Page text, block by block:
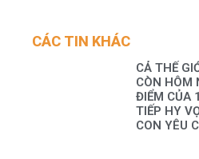
CÁC TIN KHÁC
CẢ THẾ
CÒN HÔM
ĐIỂM CỦA
TIẾP HY
CON YÊU